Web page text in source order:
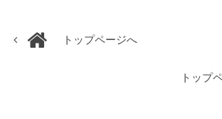
トップページへ
トップ